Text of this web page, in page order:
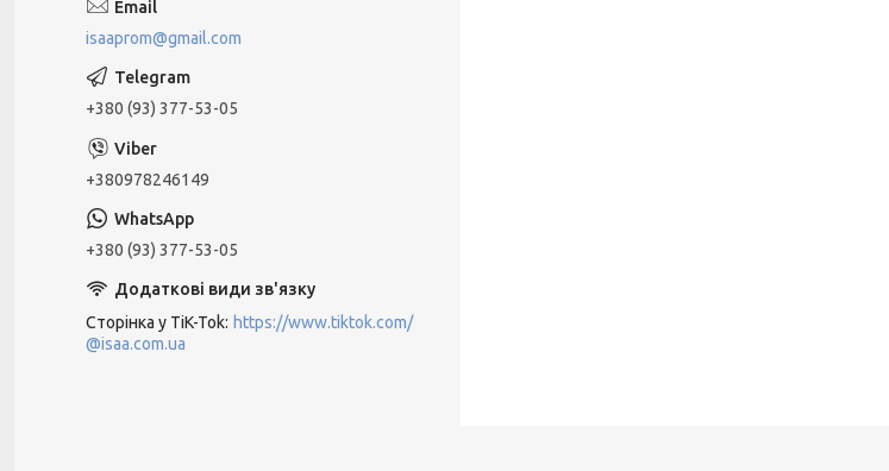
isaaprom@gmail.com
+380 (93) 377-53-05
+380978246149
+380 (93) 377-53-05
Сторінка у TiK-Tok https://www.tiktok.com/
@isaa.com.ua